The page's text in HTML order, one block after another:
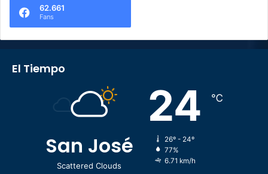
62.661
Fans
El Tiempo
San José
Scattered Clouds
24 ℃
26º - 24º
77%
6.71 km/h